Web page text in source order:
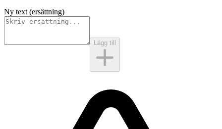
Ny text (ersättning)
Lägg till